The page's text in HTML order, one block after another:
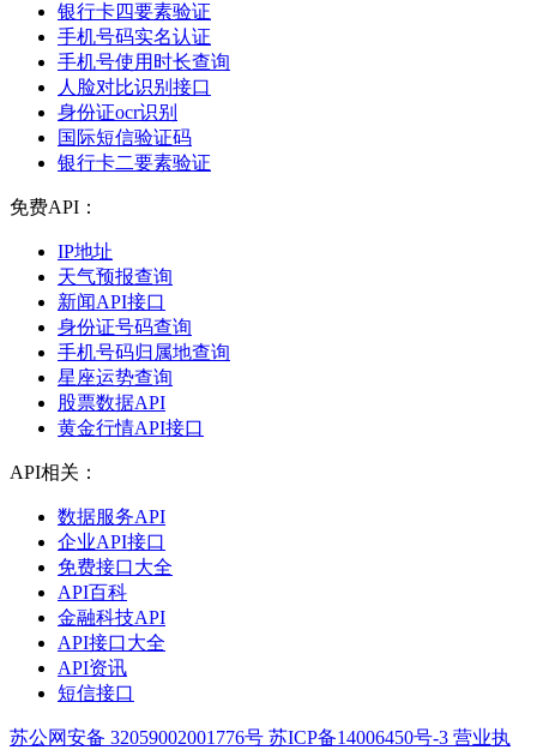
银行卡四要素验证
手机号码实名认证
手机号使用时长查询
人脸对比识别接口
身份证ocr识别
国际短信验证码
银行卡二要素验证
免费API：
IP地址
天气预报查询
新闻API接口
身份证号码查询
手机号码归属地查询
星座运势查询
股票数据API
黄金行情API接口
API相关：
数据服务API
企业API接口
免费接口大全
API百科
金融科技API
API接口大全
API资讯
短信接口
苏公网安备 32059002001776号 苏ICP备14006450号-3 营业执